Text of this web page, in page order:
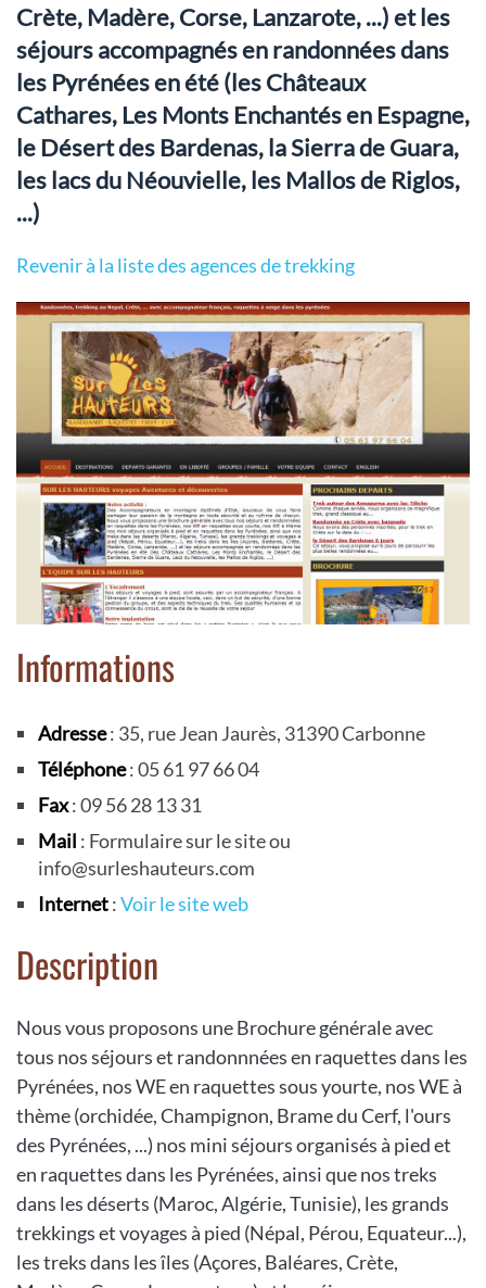
Crète, Madère, Corse, Lanzarote, ...) et les
séjours accompagnés en randonnées dans
les Pyrénées en été (les Châteaux
Cathares, Les Monts Enchantés en Espagne,
le Désert des Bardenas, la Sierra de Guara,
les lacs du Néouvielle, les Mallos de Riglos,
...)
Revenir à la liste des agences de trekking
Informations
Adresse: 35, rue Jean Jaurès, 31390 Carbonne
Téléphone: 05 61 97 66 04
Fax: 09 56 28 13 31
Mail : Formulaire sur le site ou
info@surleshauteurs.com
Internet:Voir le site web
Description
Nous vous proposons une Brochure générale avec
tous nos séjours et randonnnées en raquettes dans les
Pyrénées, nos WE en raquettes sous yourte, nos WE à
thème (orchidée, Champignon, Brame du Cerf, l'ours
des Pyrénées, ...) nos mini séjours organisés à pied et
en raquettes dans les Pyrénées, ainsi que nos treks
dans les déserts (Maroc, Algérie, Tunisie), les grands
trekkings et voyages à pied (Népal, Pérou, Equateur...),
les treks dans les îles (Açores, Baléares, Crète,